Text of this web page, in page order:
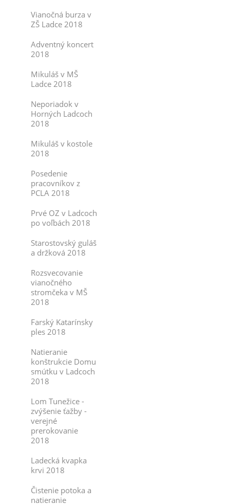
Vianočná burza v
ZŠ Ladce 2018
Adventný koncert
2018
Mikuláš v MŠ
Ladce 2018
Neporiadok v
Horných Ladcoch
2018
Mikuláš v kostole
2018
Posedenie
pracovníkov z
PCLA 2018
Prvé OZ v Ladcoch
po voľbách 2018
Starostovský guláš
a držková 2018
Rozsvecovanie
vianočného
stromčeka v MŠ
2018
Farský Katarínsky
ples 2018
Natieranie
konštrukcie Domu
smútku v Ladcoch
2018
Lom Tunežice -
zvýšenie ťažby -
verejné
prerokovanie
2018
Ladecká kvapka
krvi 2018
Čistenie potoka a
natieranie